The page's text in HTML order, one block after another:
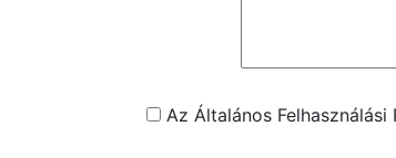
Az Általános